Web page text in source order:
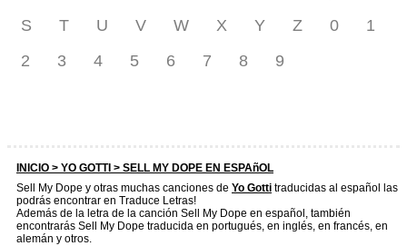
S
T U V W X Y Z 0
1
2
3 4 5 6 7 8 9
INICIO > YO GOTTI > SELL MY DOPE EN ESPAñOL
Sell My Dope y otras muchas canciones de Yo Gotti traducidas al español las
podrás encontrar en Traduce Letras!
Además de la letra de la canción Sell My Dope en español, también
encontrarás Sell My Dope traducida en portugués, en inglés, en francés, en
alemán y otros.